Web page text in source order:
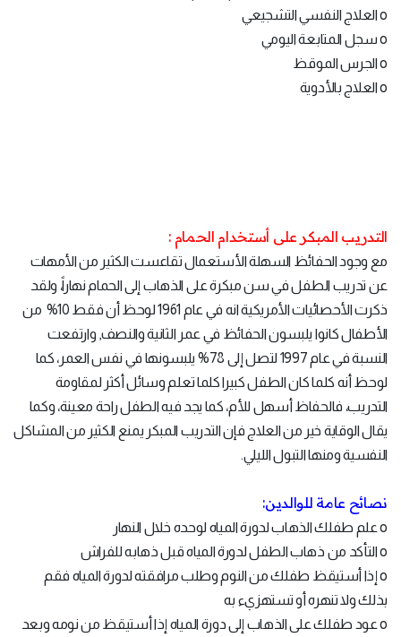
o العلاج النفسي التشجيعي
o سجل المتابعة اليومي
o الجرس الموقظ
o العلاج بالأدوية
التدريب المبكر على أستخدام الحمام :
مع وجود الحفائظ السهلة الأستعمال تقاعست الكثير من الأمهات
عن تدريب الطفل في سن مبكرة على الذهاب إلى الحمام نهاراً، ولقد
ذكرت الأحصائيات الأمريكية انه في عام 1961 لوحظ أن فقط 10% من
الأطفال كانوا يلبسون الحفائظ في عمر الثانية والنصف, وارتفعت
النسبة في عام 1997 لتصل إلى 78% يلبسونها في نفس العمر، كما
لوحظ أنه كلما كان الطفل كبيرا كلما تعلم وسائل أكثر لمقاومة
التدريب، فالحفاظ أسهل للأم، كما يجد فيه الطفل راحة معينة، وكما
يقال الوقاية خير من العلاج فإن التدريب المبكر يمنع الكثير من المشاكل
النفسية ومنها التبول الليلي.
نصائح عامة للوالدين:
o علم طفلك الذهاب لدورة المياه لوحده خلال النهار
o التأكد من ذهاب الطفل لدورة المياه قبل ذهابه للفراش
o إذا أستيقظ طفلك من النوم وطلب مرافقته لدورة المياه فقم
بذلك ولا تنهره أو تستهزيء به
o عود طفلك على الذهاب إلى دورة المياه إذا أستيقظ من نومه وبعد